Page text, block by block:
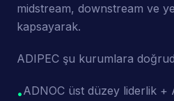
midstream, downstream ve
kapsayarak.
ADIPEC şu kurumlara
•ADNOC üst düzey liderlik +